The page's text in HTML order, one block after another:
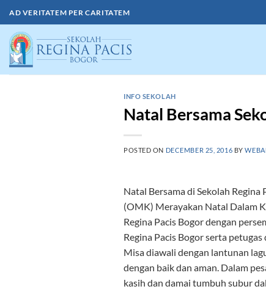
Skip
to
content
AD VERITATEM PER CARITATEM
INFO SEKOLAH
Natal Bersama
POSTED ON DECEMBER 25, 2016 BY
Natal Bersama di Sekolah
(OMK) Merayakan Natal Dalam
Regina Pacis Bogor dengan
Regina Pacis Bogor serta petugas
Misa diawali dengan lantunan
dengan baik dan aman. Dalam
kasih dan damai tumbuh subur